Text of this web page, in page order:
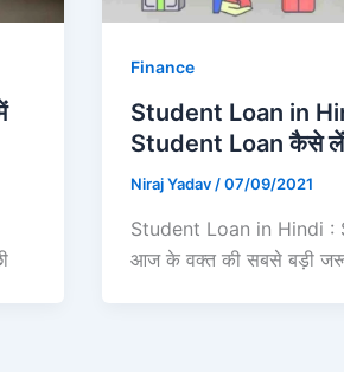
Finance
Student Loan in
Student Loan कैसे
Niraj Yadav /07/09/2021
Student Loan in Hindi
आज के वक्त की सबसे बड़ी